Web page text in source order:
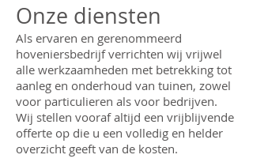
Onze diensten
Als ervaren en gerenommeerd
hoveniersbedrijf verrichten wij vrijwel
alle werkzaamheden met betrekking tot
aanleg en onderhoud van tuinen, zowel
voor particulieren als voor bedrijven.
Wij stellen vooraf altijd een vrijblijvende
offerte op die u een volledig en helder
overzicht geeft van de kosten.